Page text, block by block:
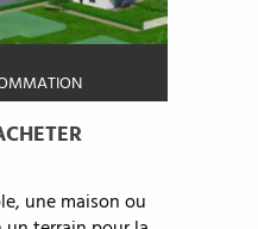
une maison ou